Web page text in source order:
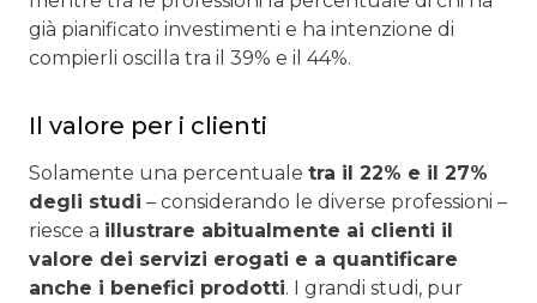
già pianificato investimenti e ha intenzione di
compierli oscilla tra il 39% e il 44%.
Il valore per i clienti
Solamente una percentuale tra il 22% e il 27%
degli studi – considerando le diverse professioni –
riesce a illustrare abitualmente ai clienti il
valore dei servizi erogati e a quantificare
anche i benefici prodotti. I grandi studi, pur